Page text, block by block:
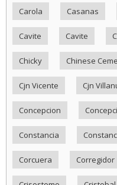
Carola Casanas
Cavite Cavite
Chicky Chinese
Cjn Vicente Cjn
Concepcion
Constancia
Corcuera Corregidor